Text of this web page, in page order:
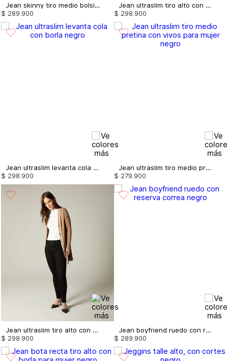
Jean skinny tiro medio bolsillos y borla
$ 289 900
Jean ultraslim tiro alto con correa
$ 298 900
Jean ultraslim levanta cola con borla
$ 298 900
Jean ultraslim tiro medio pretina con vivos para mujer
$ 279 900
Jean ultraslim tiro alto con cadena
$ 298 900
Jean boyfriend ruedo con reserva correa
$ 289 900